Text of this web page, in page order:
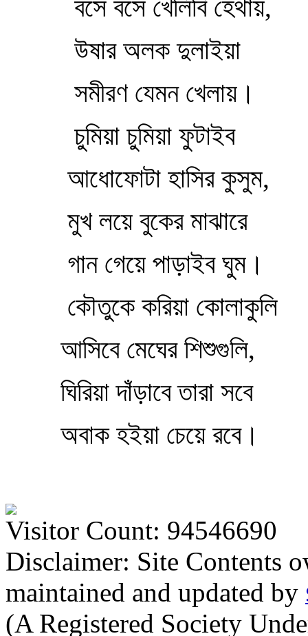
বসে বসে খেলিবি হেথায়,
উষার অলক দুলাইয়া
সমীরণ যেমন খেলায়।
চুমিয়া চুমিয়া ফুটাইব
আধোফোটা হাসির কুসুম,
মুখ লয়ে বুকের মাঝারে
গান গেয়ে পাড়াইব ঘুম।
কৌতুকে করিয়া কোলাকুলি
আসিবে মেঘের শিশুগুলি,
ঘিরিয়া দাঁড়াবে তারা সবে
অবাক হইয়া চেয়ে রবে।
Visitor Count: 94546690
Disclaimer: Site Contents
maintained and updated by
(A Registered Society